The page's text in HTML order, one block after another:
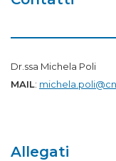
Dr.ssa Michela Poli
MAIL:
Allegati